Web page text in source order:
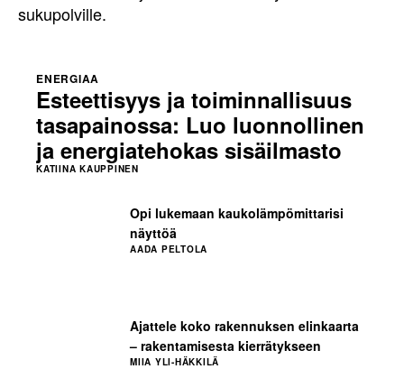
sukupolville.
Ajattele koko rakennuksen elinkaarta
– rakentamisesta kierrätykseen
MIIA YLI-HÄKKILÄ
Opi lukemaan kaukolämpömittarisi
näyttöä
AADA PELTOLA
Esteettisyys ja toiminnallisuus
tasapainossa: Luo luonnollinen
ja energiatehokas sisäilmasto
ENERGIAA
KATIINA KAUPPINEN